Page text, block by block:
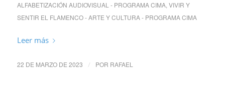
ALFABETIZACIÓN AUDIOVISUAL - PROGRAMA CIMA, VIVIR Y
SENTIR EL FLAMENCO - ARTE Y CULTURA - PROGRAMA CIMA
Leer más
22 DE MARZO DE 2023 / POR RAFAEL